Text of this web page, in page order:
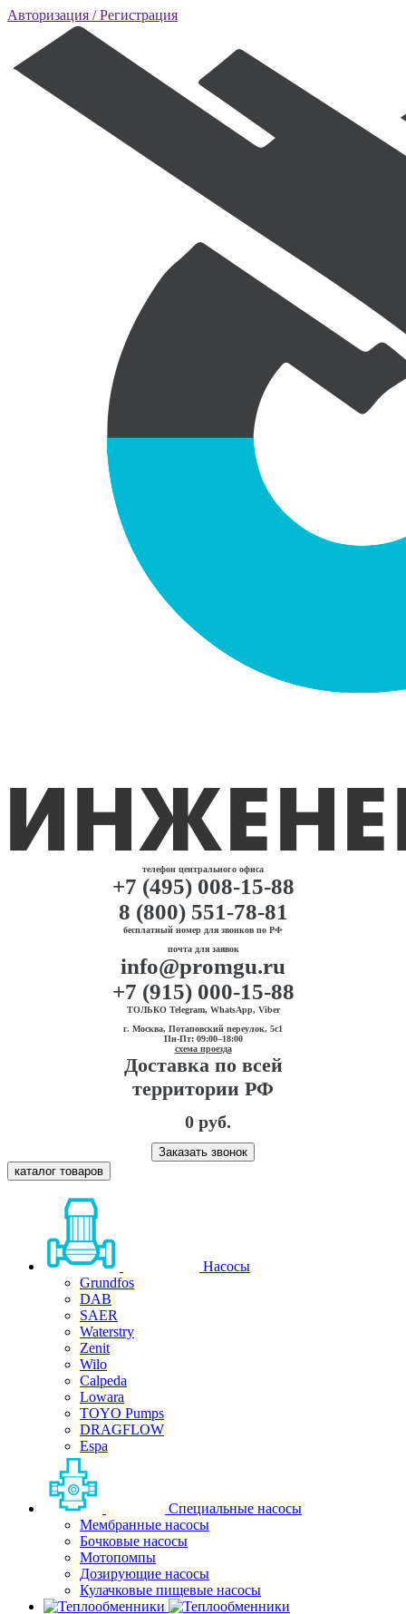
Авторизация / Регистрация
телефон центрального офиса
+7 (495) 008-15-88
8 (800) 551-78-81
бесплатный номер для звонков по РФ
почта для заявок
info@promgu.ru
+7 (915) 000-15-88
ТОЛЬКО Telegram, WhatsApp, Viber
г. Москва, Потаповский переулок, 5с1
Пн-Пт: 09:00–18:00
схема проезда
Доставка по всей
территории РФ
0 руб.
Заказать звонок
каталог товаров
Насосы
Grundfos
DAB
SAER
Waterstry
Zenit
Wilo
Calpeda
Lowara
TOYO Pumps
DRAGFLOW
Espa
Специальные насосы
Мембранные насосы
Бочковые насосы
Мотопомпы
Дозирующие насосы
Кулачковые пищевые насосы